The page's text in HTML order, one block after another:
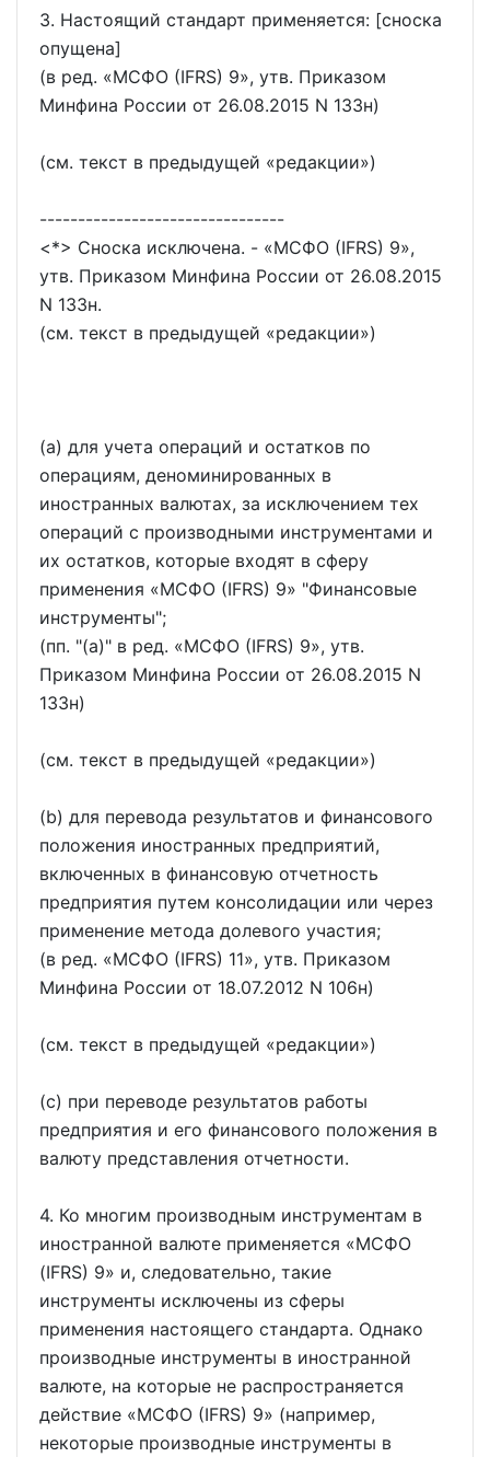
3. Настоящий стандарт применяется: [сноска
опущена]
(в ред.
МСФО (IFRS) 9 , утв. Приказом
Минфина России от 26.08.2015 N 133н)
(см. текст в предыдущей редакции )
--------------------------------
<*> Сноска исключена. -
МСФО (IFRS) 9 ,
утв. Приказом Минфина России от 26.08.2015
N 133н.
(см. текст в предыдущей
редакции )
(a) для учета операций и остатков по
операциям, деноминированных в
иностранных валютах, за исключением тех
операций с производными инструментами и
их остатков, которые входят в сферу
применения
МСФО (IFRS) 9
"Финансовые
инструменты";
(пп. "(а)" в ред.
МСФО (IFRS) 9 , утв.
Приказом Минфина России от 26.08.2015 N
133н)
(см. текст в предыдущей редакции )
(b) для перевода результатов и финансового
положения иностранных предприятий,
включенных в финансовую отчетность
предприятия путем консолидации или через
применение метода долевого участия;
(в ред.
МСФО (IFRS) 11 , утв. Приказом
Минфина России от 18.07.2012 N 106н)
(см. текст в предыдущей редакции )
(c) при переводе результатов работы
предприятия и его финансового положения в
валюту представления отчетности.
4. Ко многим производным инструментам в
иностранной валюте применяется
МСФО
(IFRS) 9
и, следовательно, такие
инструменты исключены из сферы
применения настоящего стандарта. Однако
производные инструменты в иностранной
валюте, на которые не распространяется
действие
МСФО (IFRS) 9
(например,
некоторые производные инструменты в